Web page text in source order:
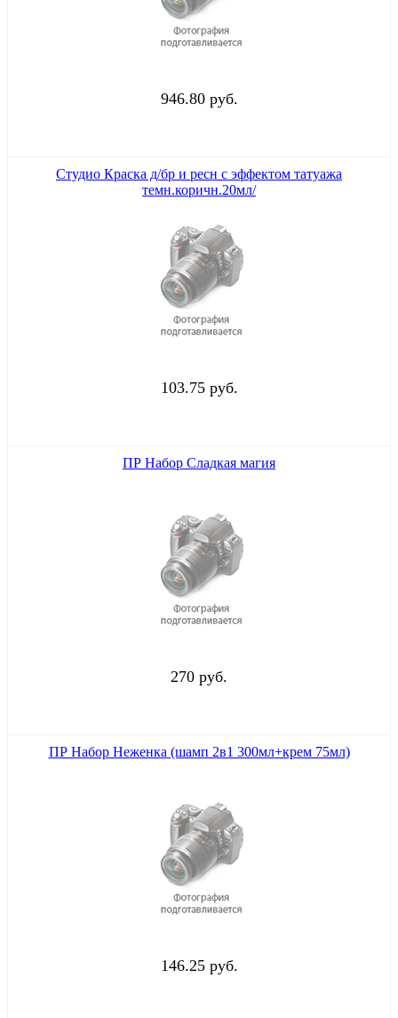
946.80 руб.
Студио Краска д/бр и ресн с эффектом татуажа
темн.коричн.20мл/
103.75 руб.
ПР Набор Сладкая магия
270 руб.
ПР Набор Неженка (шамп 2в1 300мл+крем 75мл)
146.25 руб.